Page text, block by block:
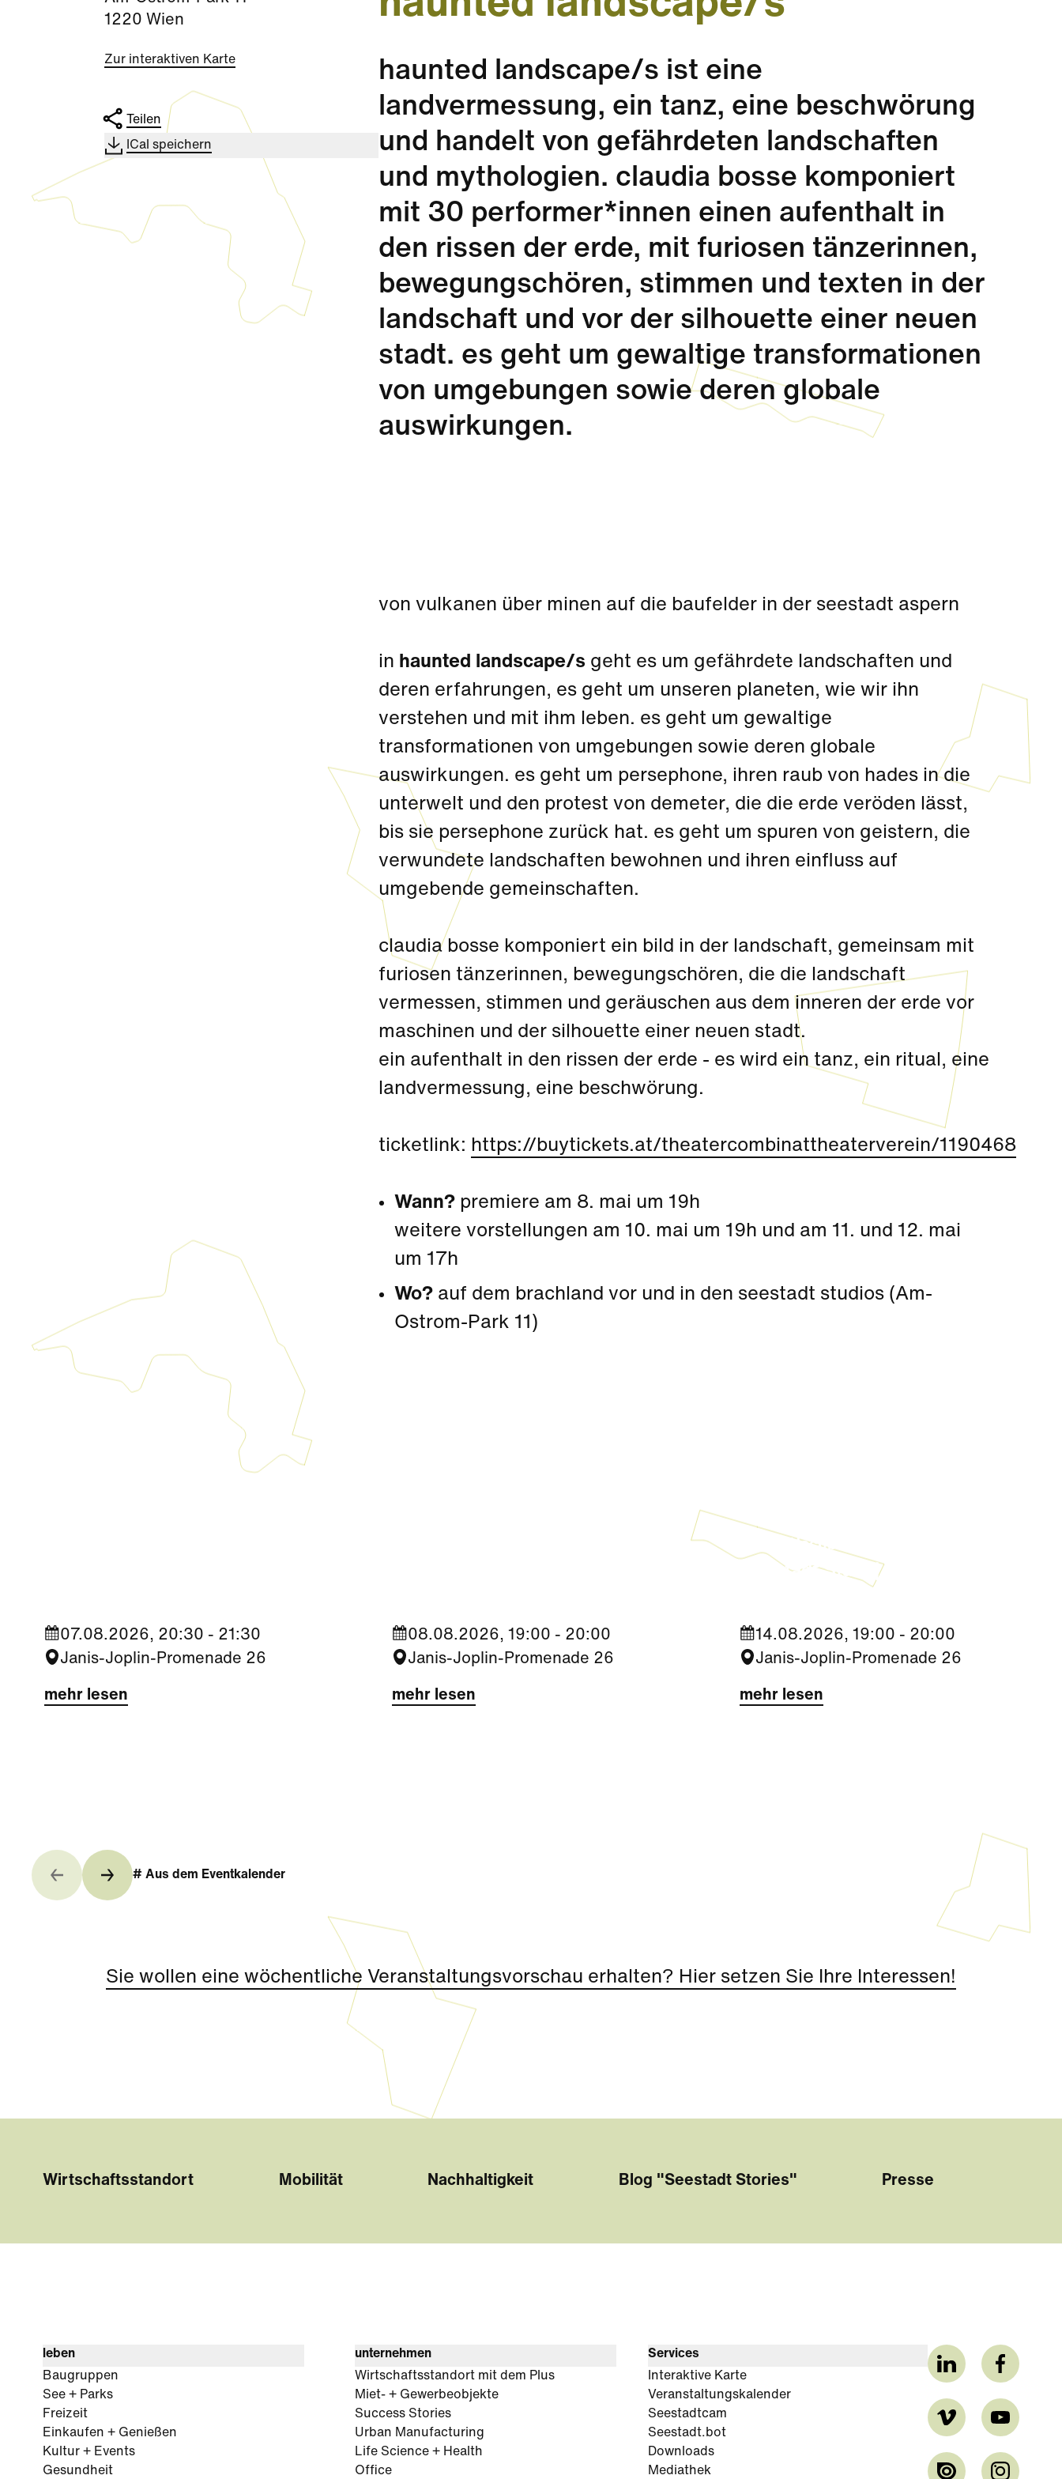
1220 Wien
Zur interaktiven Karte
Teilen
ICal speichern
haunted landscape/s ist eine
landvermessung, ein tanz, eine beschwörung
und handelt von gefährdeten landschaften
und mythologien. claudia bosse komponiert
mit 30 performer*innen einen aufenthalt in
den rissen der erde, mit furiosen tänzerinnen,
bewegungschören, stimmen und texten in der
landschaft und vor der silhouette einer neuen
stadt. es geht um gewaltige transformationen
von umgebungen sowie deren globale
auswirkungen.
von vulkanen über minen auf die baufelder in der seestadt aspern
in haunted landscape/s geht es um gefährdete landschaften und
deren erfahrungen, es geht um unseren planeten, wie wir ihn
verstehen und mit ihm leben. es geht um gewaltige
transformationen von umgebungen sowie deren globale
auswirkungen. es geht um persephone, ihren raub von hades in die
unterwelt und den protest von demeter, die die erde veröden lässt,
bis sie persephone zurück hat. es geht um spuren von geistern, die
verwundete landschaften bewohnen und ihren einfluss auf
umgebende gemeinschaften.
claudia bosse komponiert ein bild in der landschaft, gemeinsam mit
furiosen tänzerinnen, bewegungschören, die die landschaft
vermessen, stimmen und geräuschen aus dem inneren der erde vor
maschinen und der silhouette einer neuen stadt.
ein aufenthalt in den rissen der erde - es wird ein tanz, ein ritual, eine
landvermessung, eine beschwörung.
ticketlink: https://buytickets.at/theatercombinattheaterverein/1190468
Wann?premiere am 8. mai um 19h
weitere vorstellungen am 10. mai um 19h und am 11. und 12. mai
um 17h
Wo?auf dem brachland vor und in den seestadt studios (Am-
Ostrom-Park 11)
07.08.2026, 20:30 - 21:30
Janis-Joplin-Promenade 26
mehr lesen
08.08.2026, 19:00 - 20:00
Janis-Joplin-Promenade 26
mehr lesen
Nachbarschaft
Seestadt Stars | Roberto Jara
14.08.2026, 19:00 - 20:00
Janis-Joplin-Promenade 26
mehr lesen
# Aus dem Eventkalender
Sie wollen eine wöchentliche Veranstaltungsvorschau erhalten? Hier setzen Sie Ihre Interessen!
Wirtschaftsstandort Mobilität Nachhaltigkeit Blog "Seestadt Stories" Presse
leben
Baugruppen
See + Parks
Freizeit
Einkaufen + Genießen
Kultur + Events
Gesundheit
unternehmen
Wirtschaftsstandort mit dem Plus
Miet- + Gewerbeobjekte
Success Stories
Urban Manufacturing
Life Science + Health
Office
Services
Interaktive Karte
Veranstaltungskalender
Seestadtcam
Seestadt.bot
Downloads
Mediathek